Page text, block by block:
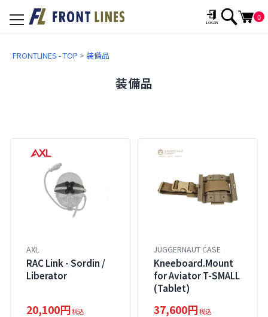
toggle
0
FRONTLINES - TOP > 装備品
装備品
AXL
RAC Link - Sordin /
Liberator
20,100円税込
JUGGERNAUT CASE
Kneeboard.Mount
for Aviator T-SMALL
(Tablet)
37,600円税込